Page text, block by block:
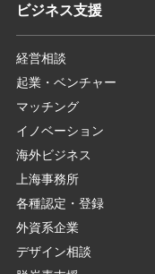
ビジネス支援
経営相談
起業・ベンチャー
マッチング
イノベーション
海外ビジネス
上海事務所
各種認定・登録
外資系企業
デザイン相談